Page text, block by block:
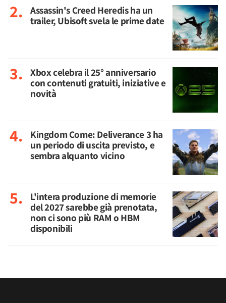
Assassin's Creed Heredis ha un
trailer, Ubisoft svela le prime date
Xbox celebra il 25° anniversario
con contenuti gratuiti, iniziative e
novità
Kingdom Come: Deliverance 3 ha
un periodo di uscita previsto, e
sembra alquanto vicino
L'intera produzione di memorie
del 2027 sarebbe già prenotata,
non ci sono più RAM o HBM
disponibili